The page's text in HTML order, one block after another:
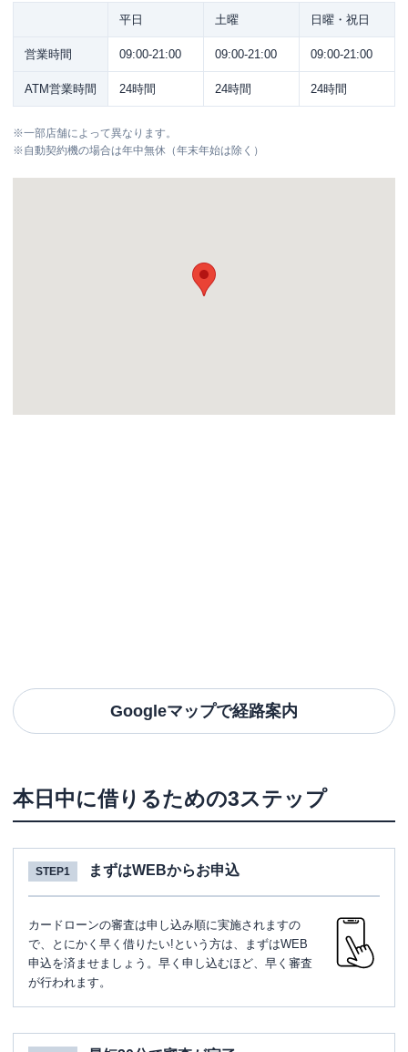
平日 土曜 日曜・祝日
営業時間 09:00-21:00 09:00-21:00 09:00-21:00
ATM営業時間 24時間 24時間 24時間
※一部店舗によって異なります。
※自動契約機の場合は年中無休（年末年始は除く）
Googleマップで経路案内
本日中に借りるための3ステップ
STEP1 まずはWEBからお申込
カードローンの審査は申し込み順に実施されますの
で、とにかく早く借りたい!という方は、まずはWEB
申込を済ませましょう。早く申し込むほど、早く審査
が行われます。